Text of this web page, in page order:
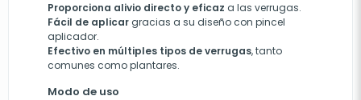
Proporciona alivio directo y eficaz a las verrugas.
Fácil de aplicar gracias a su diseño con pincel
aplicador.
Efectivo en múltiples tipos de verrugas, tanto
comunes como plantares.
Modo de uso